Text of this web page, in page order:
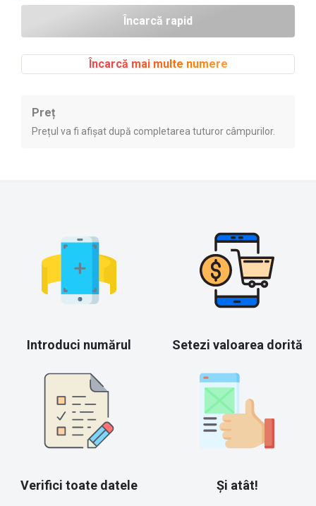
Încarcă mai multe numere
Preț
Prețul va fi afișat după completarea tuturor câmpurilor.
Introduci numărul Setezi valoarea dorită
Verifici toate datele Și atât!